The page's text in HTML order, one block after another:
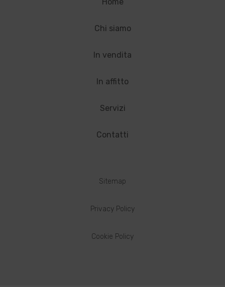
Home
Chi siamo
In vendita
In affitto
Servizi
Contatti
Sitemap
Privacy Policy
Cookie Policy